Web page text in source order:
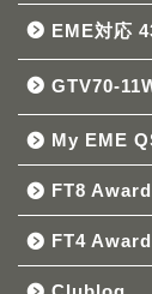
EME対応
GTV70-
My EME
FT8
FT4